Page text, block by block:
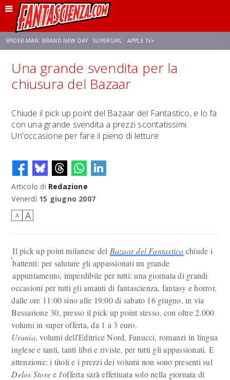
SPIDER-MAN: BRAND NEW DAY SUPERGIRL APPLE TV+
FRANCO RICCIARDIELLO ZENDAYA STAR TREK AVENGERS: DOOMSDAY
Una grande svendita per la
chiusura del Bazaar
Chiude il pick up point del Bazaar del Fantastico, e lo fa
con una grande svendita a prezzi scontatissimi.
Un'occasione per fare il pieno di letture
Articolo di Redazione
Venerdì 15 giugno 2007
A A
Il pick up point milanese del Bazaar del Fantastico chiude i
battenti: per salutare gli appassionati un grande
appuntamento, imperdibile per tutti: una giornata di grandi
occasioni per tutti gli amanti di fantascienza, fantasy e horror,
dalle ore 11:00 sino alle 19:00 di sabato 16 giugno, in via
Bessarione 30, presso il pick up point stesso, con oltre 2.000
volumi in super offerta, da 1 a 3 euro.
Urania, volumi dell'Editrice Nord, Fanucci, romanzi in lingua
inglese e tanti, tanti libri e riviste, per tutti gli appassionati. E
attenzione: i titoli e i prezzi dei volumi non sono presenti sul
Delos Storee l'offerta sarà effettuata solo nella giornata di